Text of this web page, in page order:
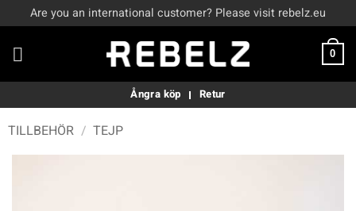
to
content
Are you an international customer? Please visit rebelz.eu
0
Ångra köp Retur
TILLBEHÖR / TEJP